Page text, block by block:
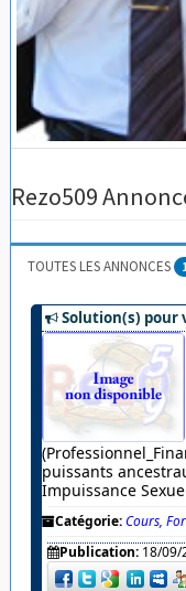
Rezo509
TOUTES LES ANNONCES
Solution(s) pour
puissants
Impuissance
Catégorie:Cours,
Publication: 18/09/